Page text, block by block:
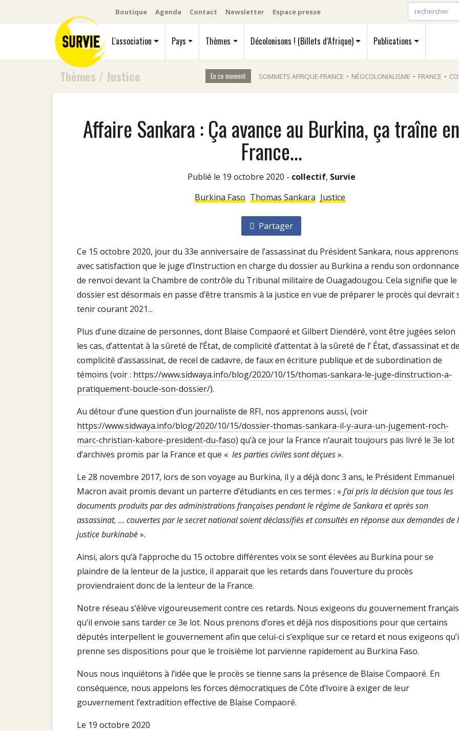
Boutique Agenda Contact Newsletter Espace presse
L'association Pays Thèmes Décolonisons ! (Billets d’Afrique) Publications
Thèmes / Justice En ce moment SOMMETS AFRIQUE-FRANCE • NÉOCOLONIALISME • FRANCE •
Affaire Sankara : Ça avance au Burkina, ça traîne en
France...
Publié le 19 octobre 2020 - collectif, Survie
Burkina Faso Thomas Sankara Justice
Partager
Ce 15 octobre 2020, jour du 33e anniversaire de l’assassinat du Président Sankara, nous apprenons
avec satisfaction que le juge d’Instruction en charge du dossier au Burkina a rendu son ordonnance
de renvoi devant la Chambre de contrôle du Tribunal militaire de Ouagadougou. Cela signifie que le
dossier est désormais en passe d’être transmis à la justice en vue de préparer le procès qui devrait
tenir courant 2021...
Plus d’une dizaine de personnes, dont Blaise Compaoré et Gilbert Diendéré, vont être jugées selon
les cas, d’attentat à la sûreté de l’État, de complicité d’attentat à la sûreté de l’ État, d’assassinat et
complicité d’assassinat, de recel de cadavre, de faux en écriture publique et de subordination de
témoins (voir : https://www.sidwaya.info/blog/2020/10/15/thomas-sankara-le-juge-dinstruction-a-
pratiquement-boucle-son-dossier/).
Au détour d’une question d’un journaliste de RFI, nos apprenons aussi, (voir
https://www.sidwaya.info/blog/2020/10/15/dossier-thomas-sankara-il-y-aura-un-jugement-roch-
marc-christian-kabore-president-du-faso) qu’à ce jour la France n’aurait toujours pas livré le 3e lot
d’archives promis par la France et que « les parties civiles sont déçues».
Le 28 novembre 2017, lors de son voyage au Burkina, il y a déjà donc 3 ans, le Président Emmanuel
Macron avait promis devant un parterre d’étudiants en ces termes : «J’ai pris la décision que tous les
documents produits par des administrations françaises pendant le régime de Sankara et après son
assassinat, … couvertes par le secret national soient déclassifiés et consultés en réponse aux demandes de
justice burkinabè».
Ainsi, alors qu’à l’approche du 15 octobre différentes voix se sont élevées au Burkina pour se
plaindre de la lenteur de la justice, il apparait que les retards dans l’ouverture du procès
proviendraient donc de la lenteur de la France.
Notre réseau s’élève vigoureusement contre ces retards. Nous exigeons du gouvernement français
qu’il envoie sans tarder ce 3e lot. Nous prenons d’ores et déjà nos dispositions pour que certains
députés interpellent le gouvernement afin que celui-ci s’explique sur ce retard et nous exigeons
prenne ses dispositions pour que le troisième lot parvienne rapidement au Burkina Faso.
Nous nous inquiétons à l’idée que le procès se tienne sans la présence de Blaise Compaoré. En
conséquence, nous appelons les forces démocratiques de Côte d’Ivoire à exiger de leur
gouvernement l’extradition effective de Blaise Compaoré.
Le 19 octobre 2020